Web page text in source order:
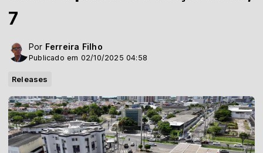
7
Por Ferreira Filho
Publicado em 02/10/2025 04:58
Releases